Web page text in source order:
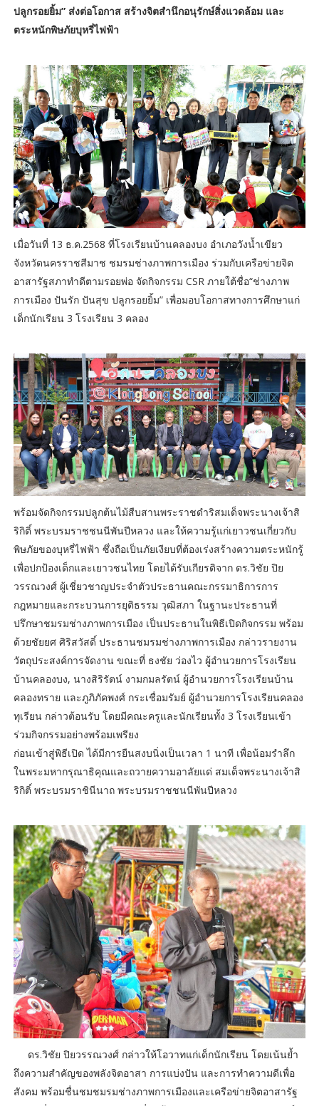
ปลูกรอยยิ้ม” ส่งต่อโอกาส สร้างจิตสำนึกอนุรักษ์สิ่งแวดล้อม และ
ตระหนักพิษภัยบุหรี่ไฟฟ้า
เมื่อวันที่ 13 ธ.ค.2568 ที่โรงเรียนบ้านคลองบง อำเภอวังน้ำเขียว
จังหวัดนครราชสีมาช ชมรมช่างภาพการเมือง ร่วมกับเครือข่ายจิต
อาสารัฐสภาทำดีตามรอยพ่อ จัดกิจกรรม CSR ภายใต้ชื่อ“ช่างภาพ
การเมือง ปันรัก ปันสุข ปลูกรอยยิ้ม” เพื่อมอบโอกาสทางการศึกษาแก่
เด็กนักเรียน 3 โรงเรียน 3 คลอง
พร้อมจัดกิจกรรมปลูกต้นไม้สืบสานพระราชดำริสมเด็จพระนางเจ้าสิ
ริกิติ์ พระบรมราชชนนีพันปีหลวง และให้ความรู้แก่เยาวชนเกี่ยวกับ
พิษภัยของบุหรี่ไฟฟ้า ซึ่งถือเป็นภัยเงียบที่ต้องเร่งสร้างความตระหนักรู้
เพื่อปกป้องเด็กและเยาวชนไทย โดยได้รับเกียรติจาก ดร.วิชัย ปิย
วรรณวงศ์ ผู้เชี่ยวชาญประจำตัวประธานคณะกรรมาธิการการ
กฎหมายและกระบวนการยุติธรรม วุฒิสภา ในฐานะประธานที่
ปรึกษาชมรมช่างภาพการเมือง เป็นประธานในพิธีเปิดกิจกรรม พร้อม
ด้วยชัยยศ ศิริสวัสดิ์ ประธานชมรมช่างภาพการเมือง กล่าวรายงาน
วัตถุประสงค์การจัดงาน ขณะที่ ธงชัย ว่องไว ผู้อำนวยการโรงเรียน
บ้านคลองบง, นางสิริรัตน์ งามกมลรัตน์ ผู้อำนวยการโรงเรียนบ้าน
คลองทราย และภูภิภัคพงศ์ กระเชื่อมรัมย์ ผู้อำนวยการโรงเรียนคลอง
ทุเรียน กล่าวต้อนรับ โดยมีคณะครูและนักเรียนทั้ง 3 โรงเรียนเข้า
ร่วมกิจกรรมอย่างพร้อมเพรียง
ก่อนเข้าสู่พิธีเปิด ได้มีการยืนสงบนิ่งเป็นเวลา 1 นาที เพื่อน้อมรำลึก
ในพระมหากรุณาธิคุณและถวายความอาลัยแด่ สมเด็จพระนางเจ้าสิ
ริกิติ์ พระบรมราชินีนาถ พระบรมราชชนนีพันปีหลวง
ดร.วิชัย ปิยวรรณวงศ์ กล่าวให้โอวาทแก่เด็กนักเรียน โดยเน้นย้ำ
ถึงความสำคัญของพลังจิตอาสา การแบ่งปัน และการทำความดีเพื่อ
สังคม พร้อมชื่นชมชมรมช่างภาพการเมืองและเครือข่ายจิตอาสารัฐ